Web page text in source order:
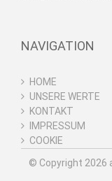
NAVIGATION
HOME
UNSERE WERTE
KONTAKT
IMPRESSUM
COOKIE
© Copyright 2026